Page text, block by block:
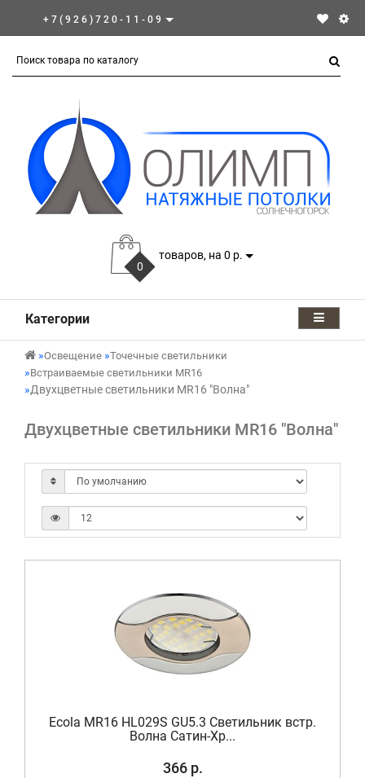
+7(926)720-11-09
0
товаров, на 0 р.
Категории
Освещение
Точечные светильники
Встраиваемые светильники MR16
Двухцветные светильники MR16 "Волна"
Двухцветные светильники MR16 "Волна"
Ecola MR16 HL029S GU5.3 Светильник встр.
Волна Сатин-Хр...
366 р.